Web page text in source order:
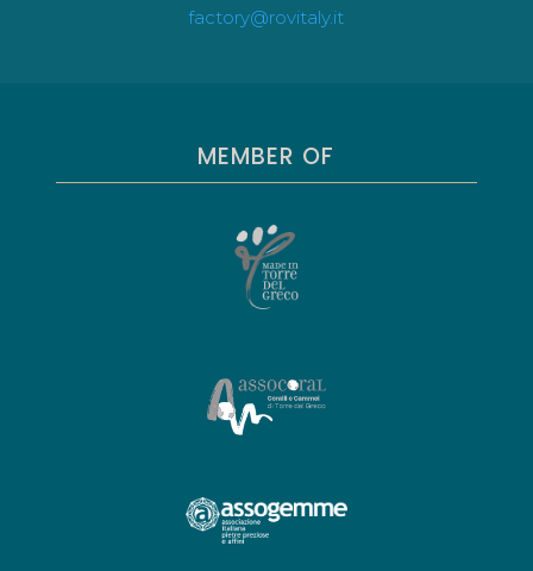
factory@rovitaly.it
MEMBER OF